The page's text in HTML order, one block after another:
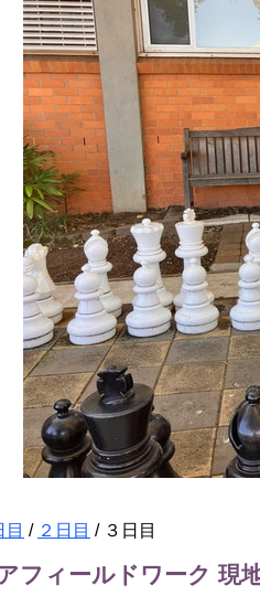
目 / ２日目 / ３日目
フィールドワーク 現